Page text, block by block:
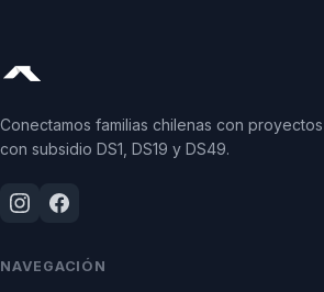
Conectamos familias chilenas con
con subsidio DS1, DS19 y DS49.
NAVEGACIÓN